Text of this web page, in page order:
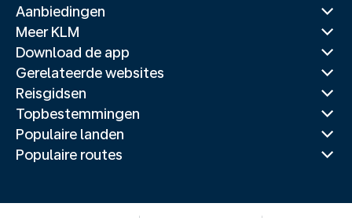
Aanbiedingen
Meer KLM
Download de app
Gerelateerde websites
Reisgidsen
Topbestemmingen
Populaire landen
Populaire routes